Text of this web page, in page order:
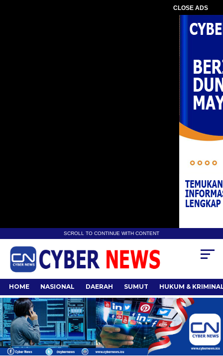
CLOSE ADS
SCROLL TO CONTINUE WITH CONTENT
HOME NASIONAL DAERAH SUMUT HUKUM &